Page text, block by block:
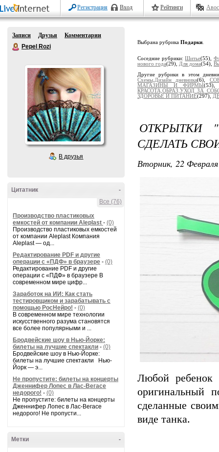
Регистрация Вход Рейтинги
Записи Друзья
Комментарии
Pepel Rozi
В друзья
-
Цитатник
Все (76)
Производство пластиковых
емкостей от компании Aleplast - (0)
Производство пластиковых емкостей
от компании Aleplast Компания
Aleplast — од...
Редактирование PDF и другие
операции с «ПДФ» в браузере - (0)
Редактирование PDF и другие
операции с «ПДФ» в браузере В
современном мире цифр...
Заработок на ИИ: Как стать
тестировщиком и зарабатывать с
помощью РосНейро! - (0)
В современном мире технологии
искусственного разума становятся
все более популярными и ...
Бродвейские шоу в Нью-Йорке:
билеты на лучшие спектакли - (0)
Бродвейские шоу в Нью-Йорке:
билеты на лучшие спектакли Нью-
Йорк — э...
Не пропустите: билеты на концерты
Дженнифер Лопес в Лас-Вегасе
недорого! - (0)
Не пропустите: билеты на концерты
Дженнифер Лопес в Лас-Вегасе
недорого! Не пропусти...
-
Метки
Выбрана рубрика Подарки
Соседние рубрики:Шитье(55),
нового года(29), Для дома(54),
Другие рубрики в этом
Схемы,Дизайн дневника(6),
МАГАЗИНЫ И ФИРМЫ
КРАСОТА,ОБРАЗ,УХОД ЗА
ЗДОРОВЬЕ И ПИТАНИЕ(297),
ОТКРЫТКИ
СДЕЛАТЬ
Вторник, 22
Любой ребенок
оригинальный
сделанные
виде танка.